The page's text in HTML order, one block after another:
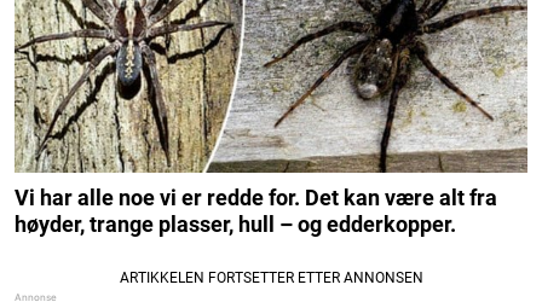
Vi har alle noe vi er redde for. Det kan være alt fra
høyder, trange plasser, hull – og edderkopper.